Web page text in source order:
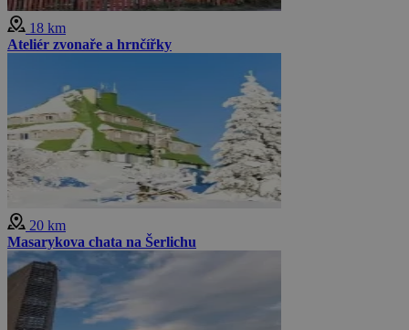
18 km
Ateliér zvonaře a hrnčířky
20 km
Masarykova chata na Šerlichu